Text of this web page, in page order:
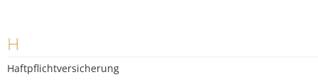
H
Haftpflichtversicherung